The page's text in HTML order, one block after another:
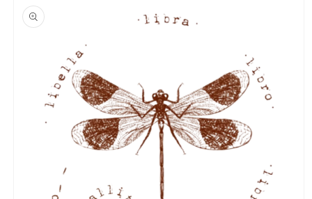
a la
información